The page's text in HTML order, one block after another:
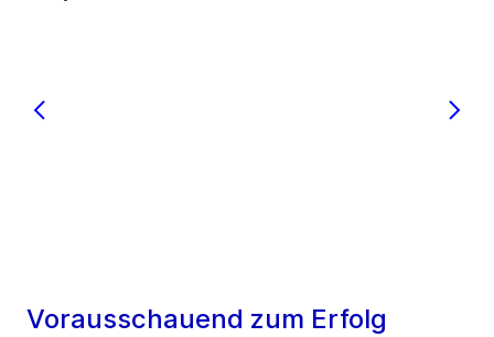
Vorausschauend zum Erfolg